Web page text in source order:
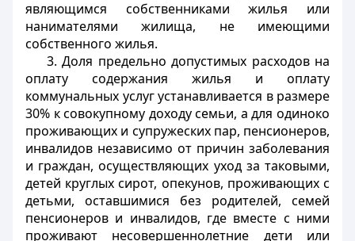
являющимся собственниками жилья или
нанимателями жилища, не имеющими
собственного жилья.
3. Доля предельно допустимых расходов на
оплату содержания жилья и оплату
коммунальных услуг устанавливается в размере
30% к совокупному доходу семьи, а для одиноко
проживающих и супружеских пар, пенсионеров,
инвалидов независимо от причин заболевания
и граждан, осуществляющих уход за таковыми,
детей круглых сирот, опекунов, проживающих с
детьми, оставшимися без родителей, семей
пенсионеров и инвалидов, где вместе с ними
проживают несовершеннолетние дети или